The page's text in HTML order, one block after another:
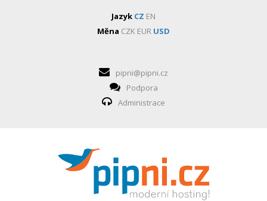
Jazyk CZ EN
Měna CZK EUR USD
pipni@pipni.cz
Podpora
Administrace